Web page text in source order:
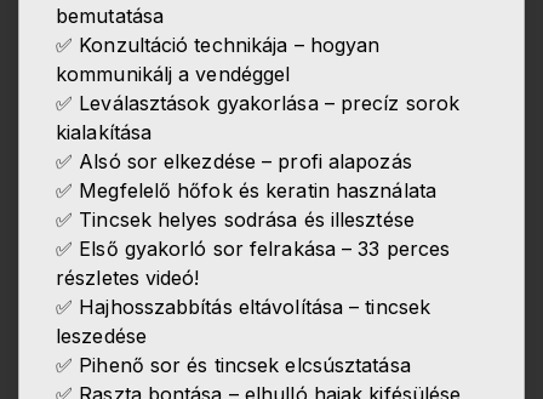
bemutatása
✅ Konzultáció technikája – hogyan
kommunikálj a vendéggel
✅ Leválasztások gyakorlása – precíz sorok
kialakítása
✅ Alsó sor elkezdése – profi alapozás
✅ Megfelelő hőfok és keratin használata
✅ Tincsek helyes sodrása és illesztése
✅ Első gyakorló sor felrakása – 33 perces
részletes videó!
✅ Hajhosszabbítás eltávolítása – tincsek
leszedése
✅ Pihenő sor és tincsek elcsúsztatása
✅ Raszta bontása – elhulló hajak kifésülése